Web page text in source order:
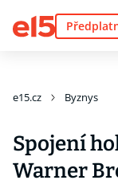
e15.cz Byznys
Spojení
Warner